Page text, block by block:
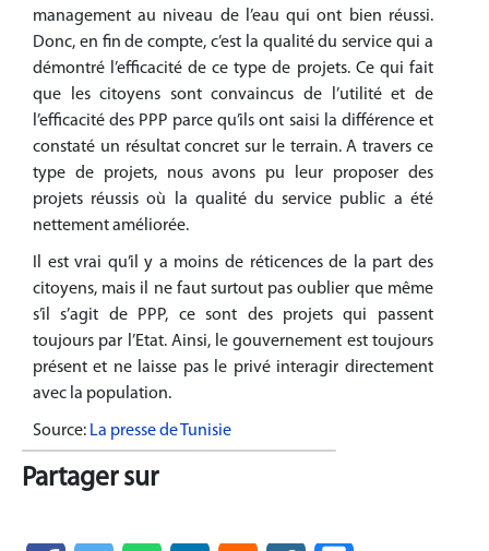
management au niveau de l’eau qui ont bien réussi.
Donc, en fin de compte, c’est la qualité du service qui a
démontré l’efficacité de ce type de projets. Ce qui fait
que les citoyens sont convaincus de l’utilité et de
l’efficacité des PPP parce qu’ils ont saisi la différence et
constaté un résultat concret sur le terrain. A travers ce
type de projets, nous avons pu leur proposer des
projets réussis où la qualité du service public a été
nettement améliorée.
Il est vrai qu’il y a moins de réticences de la part des
citoyens, mais il ne faut surtout pas oublier que même
s’il s’agit de PPP, ce sont des projets qui passent
toujours par l’Etat. Ainsi, le gouvernement est toujours
présent et ne laisse pas le privé interagir directement
avec la population.
Source: La presse de Tunisie
Partager sur